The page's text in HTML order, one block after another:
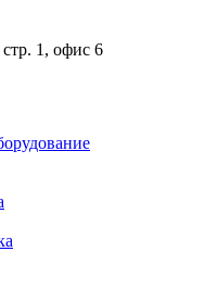
1, офис 6